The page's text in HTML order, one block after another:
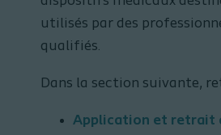
utilisés par des
qualifiés.
Dans la section suivante,
Application et retrait